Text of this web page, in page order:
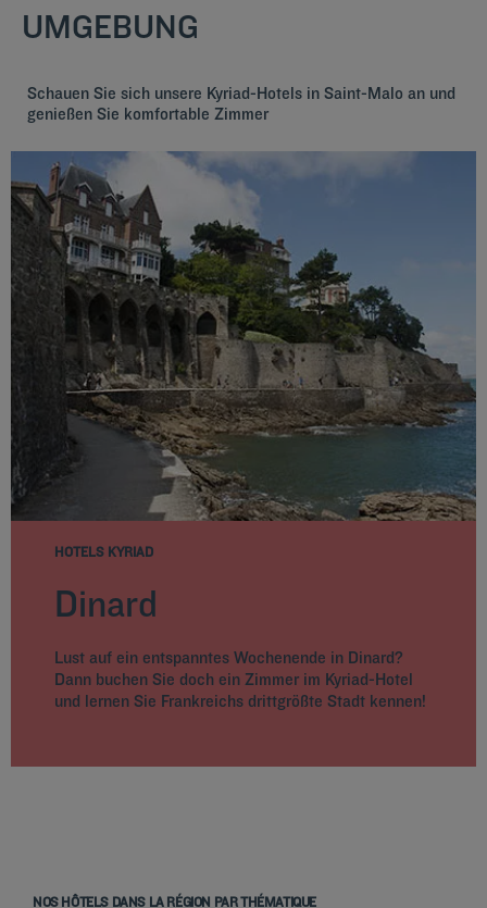
UMGEBUNG
Schauen Sie sich unsere Kyriad-Hotels in Saint-Malo an und
genießen Sie komfortable Zimmer
HOTELS KYRIAD
Dinard
Lust auf ein entspanntes Wochenende in Dinard?
Dann buchen Sie doch ein Zimmer im Kyriad-Hotel
und lernen Sie Frankreichs drittgrößte Stadt kennen!
NOS HÔTELS DANS LA RÉGION PAR THÉMATIQUE